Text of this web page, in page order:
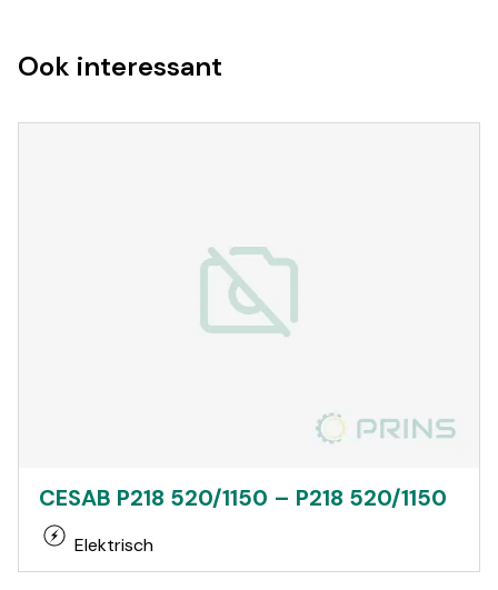
Ook interessant
CESAB P218 520/1150 – P218 520/1150
Elektrisch